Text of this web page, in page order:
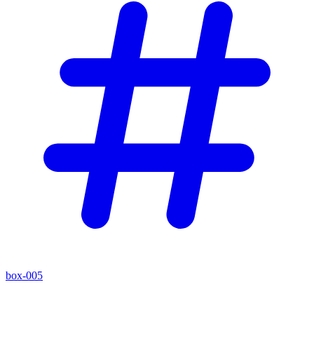
box-005